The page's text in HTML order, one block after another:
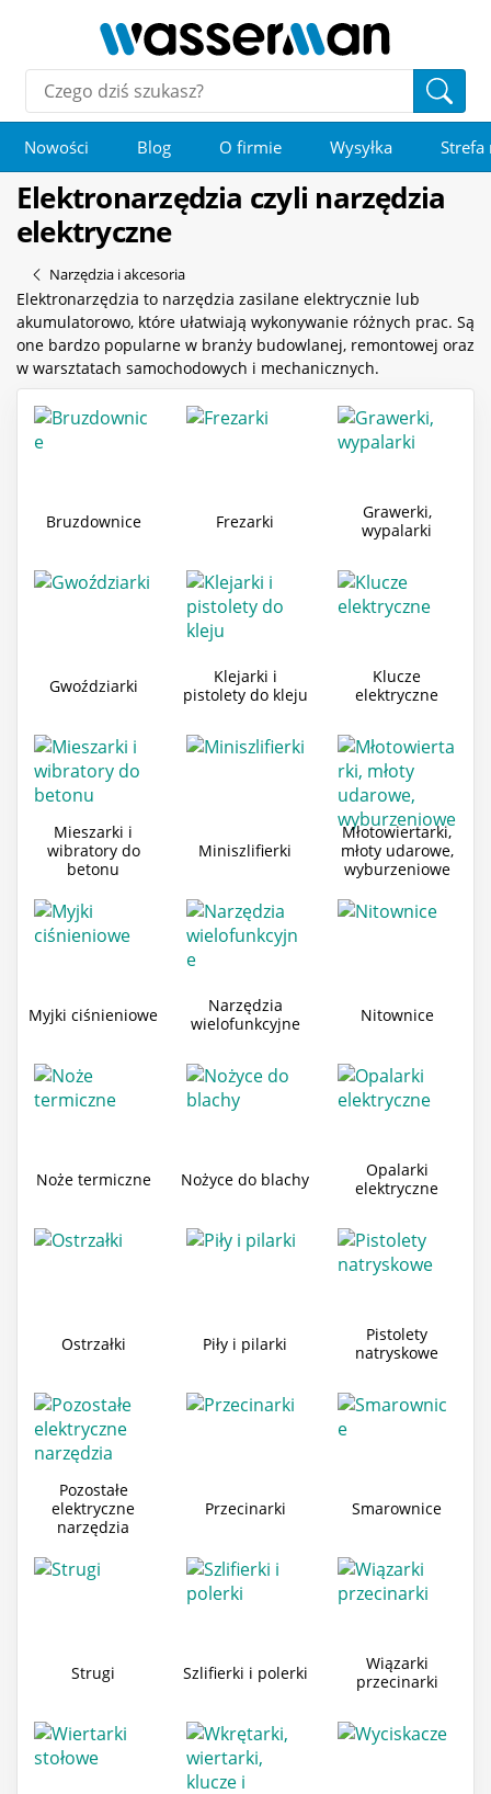
Nowości Blog O firmie Wysyłka Strefa
Elektronarzędzia czyli narzędzia
elektryczne
Narzędzia i akcesoria
Elektronarzędzia to narzędzia zasilane elektrycznie lub
akumulatorowo, które ułatwiają wykonywanie różnych prac. Są
one bardzo popularne w branży budowlanej, remontowej oraz
w warsztatach samochodowych i mechanicznych.
Bruzdownice Frezarki
Grawerki,
wypalarki
Gwoździarki
Klejarki i
pistolety do kleju
Klucze
elektryczne
Mieszarki i
wibratory do
betonu
Miniszlifierki
Młotowiertarki,
młoty udarowe,
wyburzeniowe
Myjki ciśnieniowe
Narzędzia
wielofunkcyjne
Nitownice
Noże termiczne Nożyce do blachy
Opalarki
elektryczne
Ostrzałki Piły i pilarki
Pistolety
natryskowe
Pozostałe
elektryczne
narzędzia
Przecinarki Smarownice
Strugi Szlifierki i polerki
Wiązarki
przecinarki